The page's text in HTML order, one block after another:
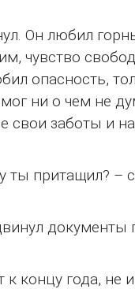
Он любил
чувство
опасность,
ни о чем не
свои заботы и
ты притащил? –
документы
к концу года, не